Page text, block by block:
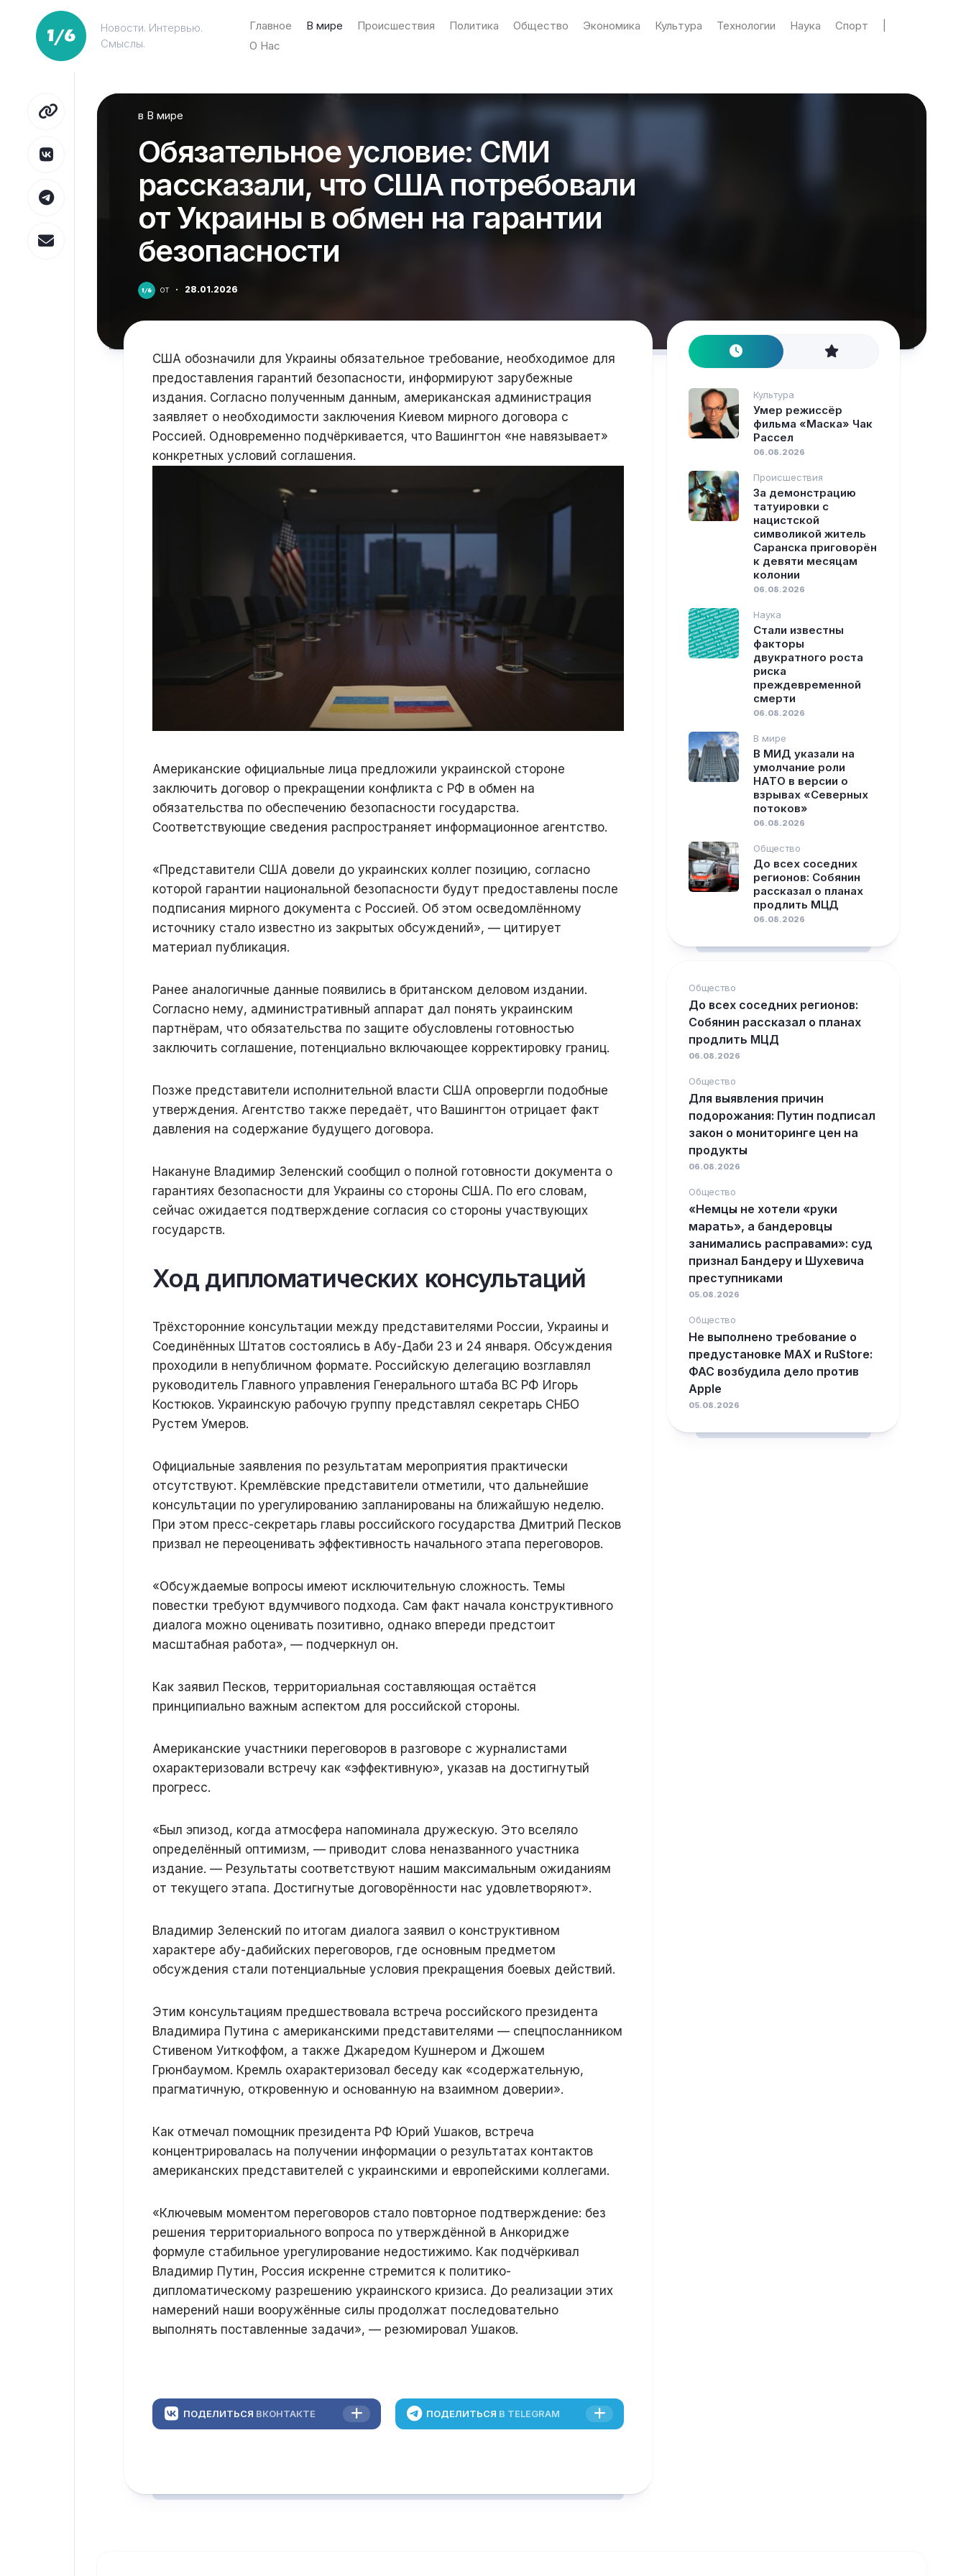
содержанию
Новости. Интервью.
Смыслы.
Главное В мире Происшествия Политика Общество Экономика Культура Технологии Наука Спорт
О Нас
в В мире
Обязательное условие: СМИ
рассказали, что США потребовали
от Украины в обмен на гарантии
безопасности
от · 28.01.2026
США обозначили для Украины обязательное требование, необходимое для
предоставления гарантий безопасности, информируют зарубежные
издания. Согласно полученным данным, американская администрация
заявляет о необходимости заключения Киевом мирного договора с
Россией. Одновременно подчёркивается, что Вашингтон «не навязывает»
конкретных условий соглашения.
Американские официальные лица предложили украинской стороне
заключить договор о прекращении конфликта с РФ в обмен на
обязательства по обеспечению безопасности государства.
Соответствующие сведения распространяет информационное агентство.
«Представители США довели до украинских коллег позицию, согласно
которой гарантии национальной безопасности будут предоставлены после
подписания мирного документа с Россией. Об этом осведомлённому
источнику стало известно из закрытых обсуждений», — цитирует
материал публикация.
Ранее аналогичные данные появились в британском деловом издании.
Согласно нему, административный аппарат дал понять украинским
партнёрам, что обязательства по защите обусловлены готовностью
заключить соглашение, потенциально включающее корректировку границ.
Позже представители исполнительной власти США опровергли подобные
утверждения. Агентство также передаёт, что Вашингтон отрицает факт
давления на содержание будущего договора.
Накануне Владимир Зеленский сообщил о полной готовности документа о
гарантиях безопасности для Украины со стороны США. По его словам,
сейчас ожидается подтверждение согласия со стороны участвующих
государств.
Ход дипломатических консультаций
Трёхсторонние консультации между представителями России, Украины и
Соединённых Штатов состоялись в Абу-Даби 23 и 24 января. Обсуждения
проходили в непубличном формате. Российскую делегацию возглавлял
руководитель Главного управления Генерального штаба ВС РФ Игорь
Костюков. Украинскую рабочую группу представлял секретарь СНБО
Рустем Умеров.
Официальные заявления по результатам мероприятия практически
отсутствуют. Кремлёвские представители отметили, что дальнейшие
консультации по урегулированию запланированы на ближайшую неделю.
При этом пресс-секретарь главы российского государства Дмитрий Песков
призвал не переоценивать эффективность начального этапа переговоров.
«Обсуждаемые вопросы имеют исключительную сложность. Темы
повестки требуют вдумчивого подхода. Сам факт начала конструктивного
диалога можно оценивать позитивно, однако впереди предстоит
масштабная работа», — подчеркнул он.
Как заявил Песков, территориальная составляющая остаётся
принципиально важным аспектом для российской стороны.
Американские участники переговоров в разговоре с журналистами
охарактеризовали встречу как «эффективную», указав на достигнутый
прогресс.
«Был эпизод, когда атмосфера напоминала дружескую. Это вселяло
определённый оптимизм, — приводит слова неназванного участника
издание. — Результаты соответствуют нашим максимальным ожиданиям
от текущего этапа. Достигнутые договорённости нас удовлетворяют».
Владимир Зеленский по итогам диалога заявил о конструктивном
характере абу-дабийских переговоров, где основным предметом
обсуждения стали потенциальные условия прекращения боевых действий.
Этим консультациям предшествовала встреча российского президента
Владимира Путина с американскими представителями — спецпосланником
Стивеном Уиткоффом, а также Джаредом Кушнером и Джошем
Грюнбаумом. Кремль охарактеризовал беседу как «содержательную,
прагматичную, откровенную и основанную на взаимном доверии».
Как отмечал помощник президента РФ Юрий Ушаков, встреча
концентрировалась на получении информации о результатах контактов
американских представителей с украинскими и европейскими коллегами.
«Ключевым моментом переговоров стало повторное подтверждение: без
решения территориального вопроса по утверждённой в Анкоридже
формуле стабильное урегулирование недостижимо. Как подчёркивал
Владимир Путин, Россия искренне стремится к политико-
дипломатическому разрешению украинского кризиса. До реализации этих
намерений наши вооружённые силы продолжат последовательно
выполнять поставленные задачи», — резюмировал Ушаков.
ПОДЕЛИТЬСЯ ВКОНТАКТЕ ПОДЕЛИТЬСЯ В TELEGRAM
Культура
Умер режиссёр
фильма «Маска» Чак
Рассел
06.08.2026
Происшествия
За демонстрацию
татуировки с
нацистской
символикой житель
Саранска приговорён
к девяти месяцам
колонии
06.08.2026
Наука
Стали известны
факторы
двукратного роста
риска
преждевременной
смерти
06.08.2026
В мире
В МИД указали на
умолчание роли
НАТО в версии о
взрывах «Северных
потоков»
06.08.2026
Общество
До всех соседних
регионов: Собянин
рассказал о планах
продлить МЦД
06.08.2026
Общество
До всех соседних регионов:
Собянин рассказал о планах
продлить МЦД
06.08.2026
Общество
Для выявления причин
подорожания: Путин подписал
закон о мониторинге цен на
продукты
06.08.2026
Общество
«Немцы не хотели «руки
марать», а бандеровцы
занимались расправами»: суд
признал Бандеру и Шухевича
преступниками
05.08.2026
Общество
Не выполнено требование о
предустановке MAX и RuStore:
ФАС возбудила дело против
Apple
05.08.2026